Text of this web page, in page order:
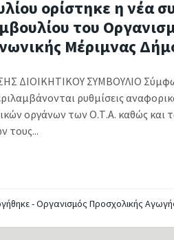
ορίστηκε η νέα
του
Μέριμνας
ΔΙΟΙΚΗΤΙΚΟΥ ΣΥΜΒΟΥΛΙΟ
ρυθμίσεις
οργάνων των Ο.Τ.Α. καθώς και
τους...
- Οργανισμός Προσχολικής